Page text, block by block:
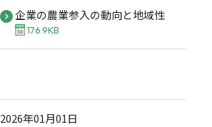
企業の農業参入の動向と地域性
176.9KB
2026年01月01日